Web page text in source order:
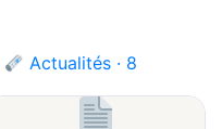
Actualités · 8